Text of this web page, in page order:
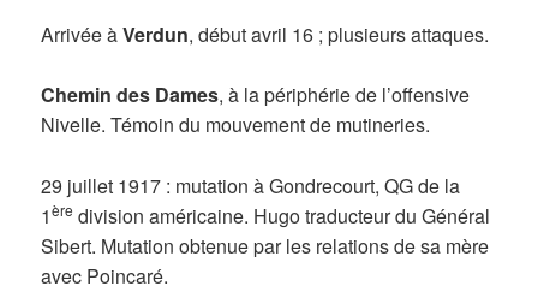
Arrivée àVerdun, début avril 16 ; plusieurs attaques.
Chemin des Dames, à la périphérie de l’offensive
Nivelle. Témoin du mouvement de mutineries.
29 juillet 1917 : mutation à Gondrecourt, QG de la
1ère division américaine. Hugo traducteur du Général
Sibert. Mutation obtenue par les relations de sa mère
avec Poincaré.